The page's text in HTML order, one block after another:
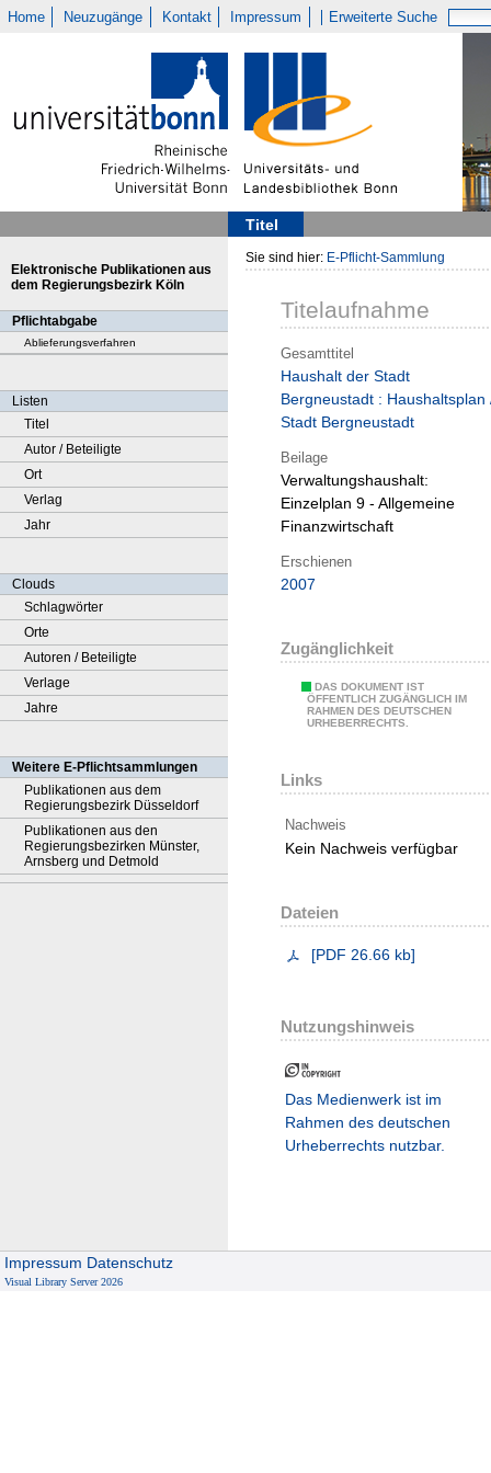
Home Neuzugänge Kontakt Impressum Erweiterte Suche
Titel
Elektronische Publikationen aus
dem Regierungsbezirk Köln
Pflichtabgabe
Ablieferungsverfahren
Listen
Titel
Autor / Beteiligte
Ort
Verlag
Jahr
Clouds
Schlagwörter
Orte
Autoren / Beteiligte
Verlage
Jahre
Weitere E-Pflichtsammlungen
Publikationen aus dem
Regierungsbezirk Düsseldorf
Publikationen aus den
Regierungsbezirken Münster,
Arnsberg und Detmold
Sie sind hier: E-Pflicht-Sammlung
Titelaufnahme
Gesamttitel
Haushalt der Stadt
Bergneustadt : Haushaltsplan
Stadt Bergneustadt
Beilage
Verwaltungshaushalt:
Einzelplan 9 - Allgemeine
Finanzwirtschaft
Erschienen
2007
Zugänglichkeit
DAS DOKUMENT IST
ÖFFENTLICH ZUGÄNGLICH IM
RAHMEN DES DEUTSCHEN
URHEBERRECHTS.
Links
Nachweis
Kein Nachweis verfügbar
Dateien
[PDF 26.66 kb]
Nutzungshinweis
Das Medienwerk ist im
Rahmen des deutschen
Urheberrechts nutzbar.
Impressum Datenschutz
Visual Library Server 2026